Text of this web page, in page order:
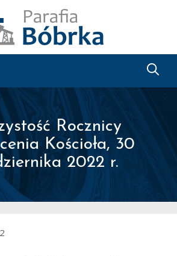
Rocznicy
Kościoła, 30
2022 r.